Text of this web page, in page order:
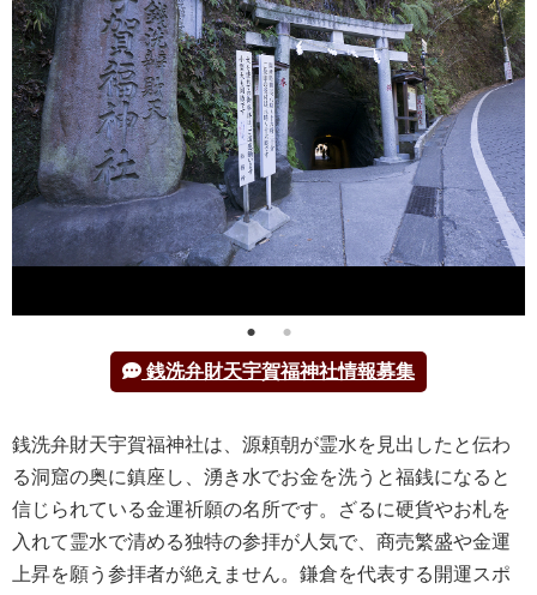
銭洗弁財天宇賀福神社情報募集
銭洗弁財天宇賀福神社は、源頼朝が霊水を見出したと伝わ
る洞窟の奥に鎮座し、湧き水でお金を洗うと福銭になると
信じられている金運祈願の名所です。ざるに硬貨やお札を
入れて霊水で清める独特の参拝が人気で、商売繁盛や金運
上昇を願う参拝者が絶えません。鎌倉を代表する開運スポ